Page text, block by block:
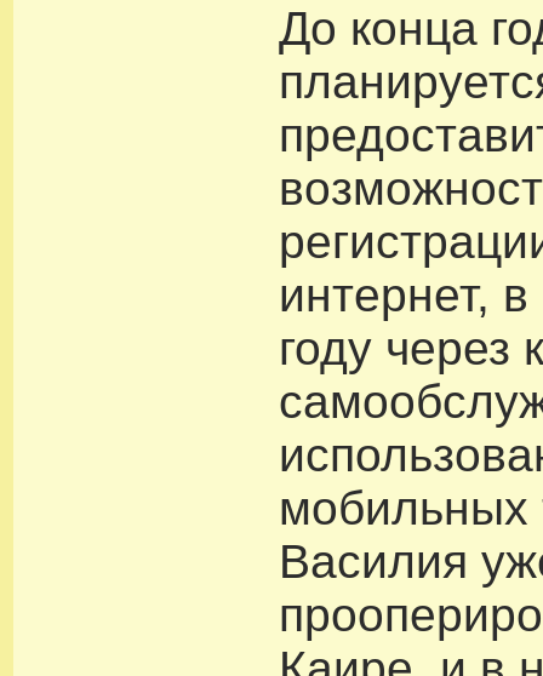
До конца
интернет,
году через
Василия